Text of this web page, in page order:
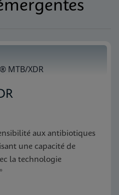
aux antibiotiques
une capacité de
la technologie